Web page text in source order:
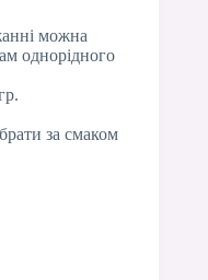
можна
однорідного
за смаком